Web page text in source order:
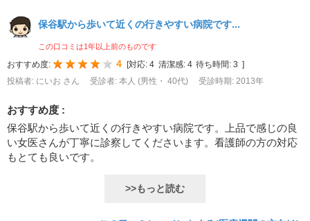
保谷駅から歩いて近くの行きやすい病院です...
この口コミは1年以上前のものです
おすすめ度: 4 対応: 4 清潔感: 4 待ち時間: 3
投稿者: にいお さん
受診者: 本人 (男性・ 40代) 受診時期: 2013年
おすすめ度 :
保谷駅から歩いて近くの行きやすい病院です。上品で感じの良
い女医さんが丁寧に診察してくださいます。看護師の方の対応
もとても良いです。
>>もっと読む